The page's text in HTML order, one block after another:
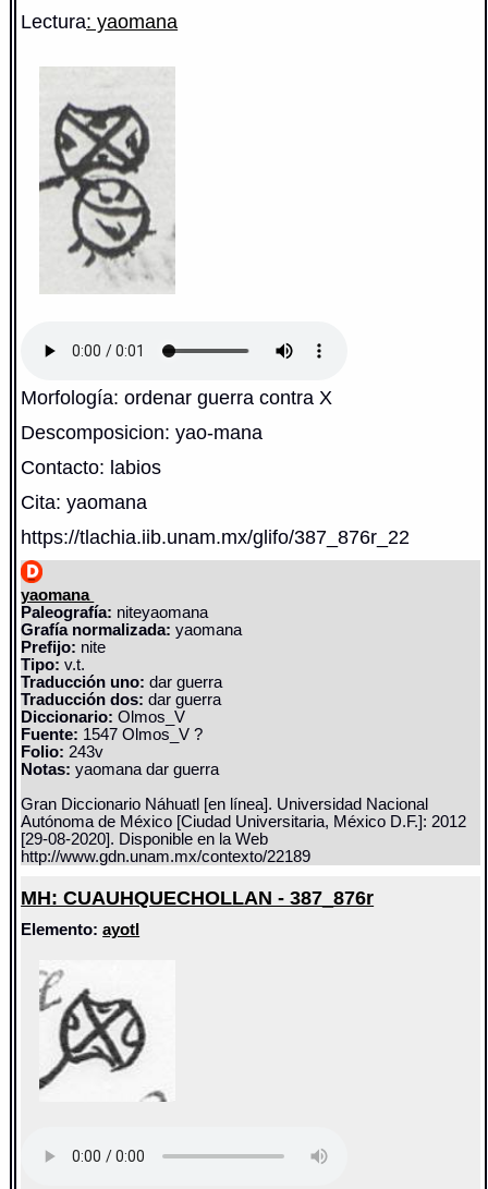
Lectura: yaomana
Morfología: ordenar guerra contra X
Descomposicion: yao-mana
Contacto: labios
Cita: yaomana
https://tlachia.iib.unam.mx/glifo/387_876r_22
yaomana
Paleografía: niteyaomana
Grafía normalizada: yaomana
Prefijo: nite
Tipo: v.t.
Traducción uno: dar guerra
Traducción dos: dar guerra
Diccionario:Olmos_V
Fuente: 1547 Olmos_V ?
Folio: 243v
Notas: yaomana dar guerra
Gran Diccionario Náhuatl [en línea]. Universidad Nacional
Autónoma de México [Ciudad Universitaria, México D.F.]: 2012
[29-08-2020]. Disponible en la Web
http://www.gdn.unam.mx/contexto/22189
MH: CUAUHQUECHOLLAN - 387_876r
Elemento:ayotl